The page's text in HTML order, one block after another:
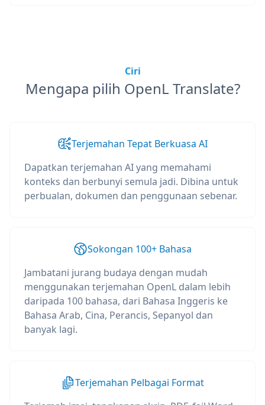
Ciri
Mengapa pilih OpenL Translate?
Terjemahan Tepat Berkuasa AI
Dapatkan terjemahan AI yang memahami
konteks dan berbunyi semula jadi. Dibina untuk
perbualan, dokumen dan penggunaan sebenar.
Sokongan 100+ Bahasa
Jambatani jurang budaya dengan mudah
menggunakan terjemahan OpenL dalam lebih
daripada 100 bahasa, dari Bahasa Inggeris ke
Bahasa Arab, Cina, Perancis, Sepanyol dan
banyak lagi.
Terjemahan Pelbagai Format